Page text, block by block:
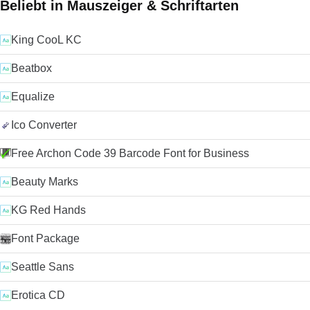
Beliebt in Mauszeiger & Schriftarten
King CooL KC
Beatbox
Equalize
Ico Converter
Free Archon Code 39 Barcode Font for Business
Beauty Marks
KG Red Hands
Font Package
Seattle Sans
Erotica CD